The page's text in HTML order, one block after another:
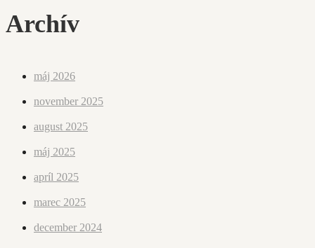
Archív
máj 2026
november 2025
august 2025
máj 2025
apríl 2025
marec 2025
december 2024